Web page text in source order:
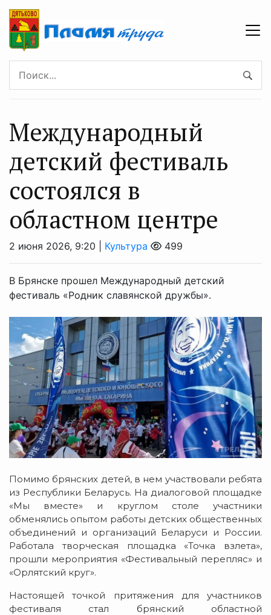
Международный
детский фестиваль
состоялся в
областном центре
2 июня 2026, 9:20 | Культура 499
В Брянске прошел Международный детский
фестиваль «Родник славянской дружбы».
Помимо брянских детей, в нем участвовали ребята
из Республики Беларусь. На диалоговой площадке
«Мы вместе» и круглом столе участники
обменялись опытом работы детских общественных
объединений и организаций Беларуси и России.
Работала творческая площадка «Точка взлета»,
прошли мероприятия «Фестивальный перепляс» и
«Орлятский круг».
Настоящей точкой притяжения для участников
фестиваля стал брянский областной